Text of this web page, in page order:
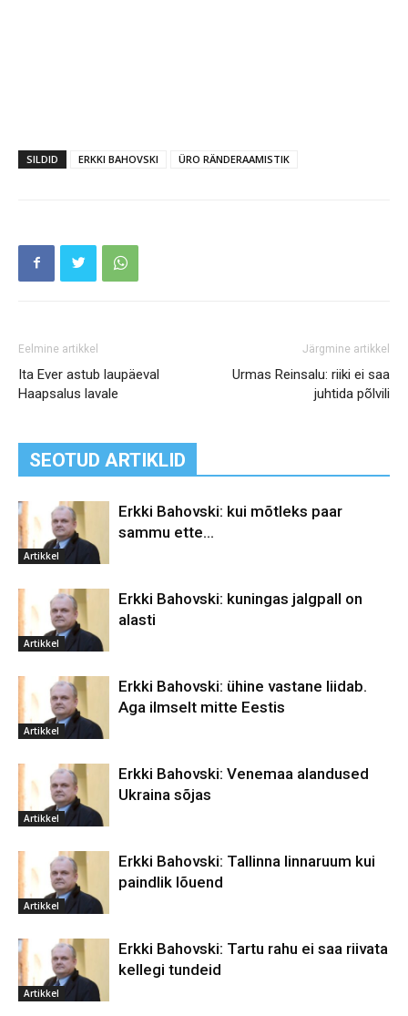
SILDID ERKKI BAHOVSKI ÜRO RÄNDERAAMISTIK
Eelmine artikkel
Ita Ever astub laupäeval
Haapsalus lavale
Järgmine artikkel
Urmas Reinsalu: riiki ei saa
juhtida põlvili
SEOTUD ARTIKLID
Artikkel
Erkki Bahovski: kui mõtleks paar
sammu ette…
Artikkel
Erkki Bahovski: kuningas jalgpall on
alasti
Artikkel
Erkki Bahovski: ühine vastane liidab.
Aga ilmselt mitte Eestis
Artikkel
Erkki Bahovski: Venemaa alandused
Ukraina sõjas
Artikkel
Erkki Bahovski: Tallinna linnaruum kui
paindlik lõuend
Artikkel
Erkki Bahovski: Tartu rahu ei saa riivata
kellegi tundeid